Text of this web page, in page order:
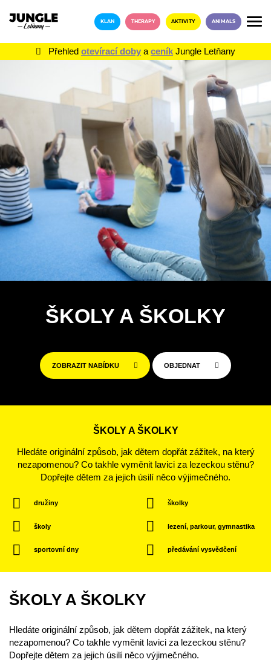
KLAN THERAPY AKTIVITY ANIMALS
Přehledotevírací doby aceník Jungle Letňany
ŠKOLY A ŠKOLKY
ZOBRAZIT NABÍDKU OBJEDNAT
ŠKOLY A ŠKOLKY
Hledáte originální způsob, jak dětem dopřát zážitek, na který
nezapomenou? Co takhle vyměnit lavici za lezeckou stěnu?
Dopřejte dětem za jejich úsilí něco výjimečného.
družiny školky
školy lezení, parkour, gymnastika
sportovní dny předávání vysvědčení
ŠKOLY A ŠKOLKY
Hledáte originální způsob, jak dětem dopřát zážitek, na který
nezapomenou? Co takhle vyměnit lavici za lezeckou stěnu?
Dopřejte dětem za jejich úsilí něco výjimečného.